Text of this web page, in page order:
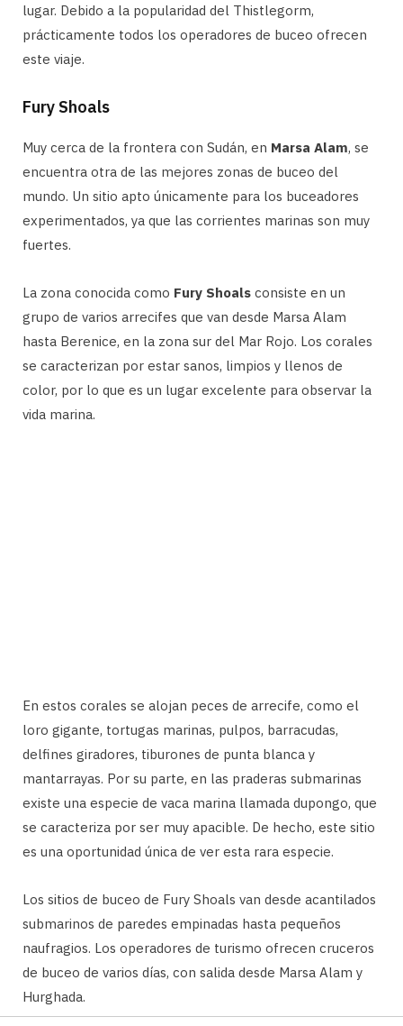
lugar. Debido a la popularidad del Thistlegorm,
prácticamente todos los operadores de buceo ofrecen
este viaje.
Fury Shoals
Muy cerca de la frontera con Sudán, en Marsa Alam, se
encuentra otra de las mejores zonas de buceo del
mundo. Un sitio apto únicamente para los buceadores
experimentados, ya que las corrientes marinas son muy
fuertes.
La zona conocida como Fury Shoals consiste en un
grupo de varios arrecifes que van desde Marsa Alam
hasta Berenice, en la zona sur del Mar Rojo. Los corales
se caracterizan por estar sanos, limpios y llenos de
color, por lo que es un lugar excelente para observar la
vida marina.
En estos corales se alojan peces de arrecife, como el
loro gigante, tortugas marinas, pulpos, barracudas,
delfines giradores, tiburones de punta blanca y
mantarrayas. Por su parte, en las praderas submarinas
existe una especie de vaca marina llamada dupongo, que
se caracteriza por ser muy apacible. De hecho, este sitio
es una oportunidad única de ver esta rara especie.
Los sitios de buceo de Fury Shoals van desde acantilados
submarinos de paredes empinadas hasta pequeños
naufragios. Los operadores de turismo ofrecen cruceros
de buceo de varios días, con salida desde Marsa Alam y
Hurghada.